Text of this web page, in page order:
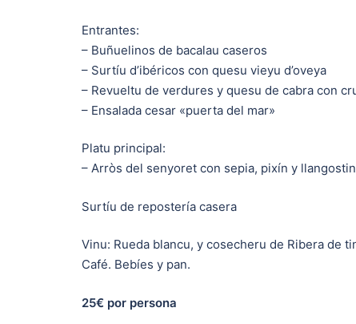
Entrantes:
– Buñuelinos de bacalau caseros
– Surtíu d’ibéricos con quesu vieyu d’oveya
– Revueltu de verdures y quesu de cabra con
– Ensalada cesar «puerta del mar»
Platu principal:
– Arròs del senyoret con sepia, pixín y
Surtíu de repostería casera
Vinu: Rueda blancu, y cosecheru de Ribera de
Café. Bebíes y pan.
25€ por persona